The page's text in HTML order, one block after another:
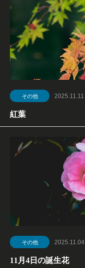
その他 2025.11.11
紅葉
その他 2025.11.04
11月4日の誕生花